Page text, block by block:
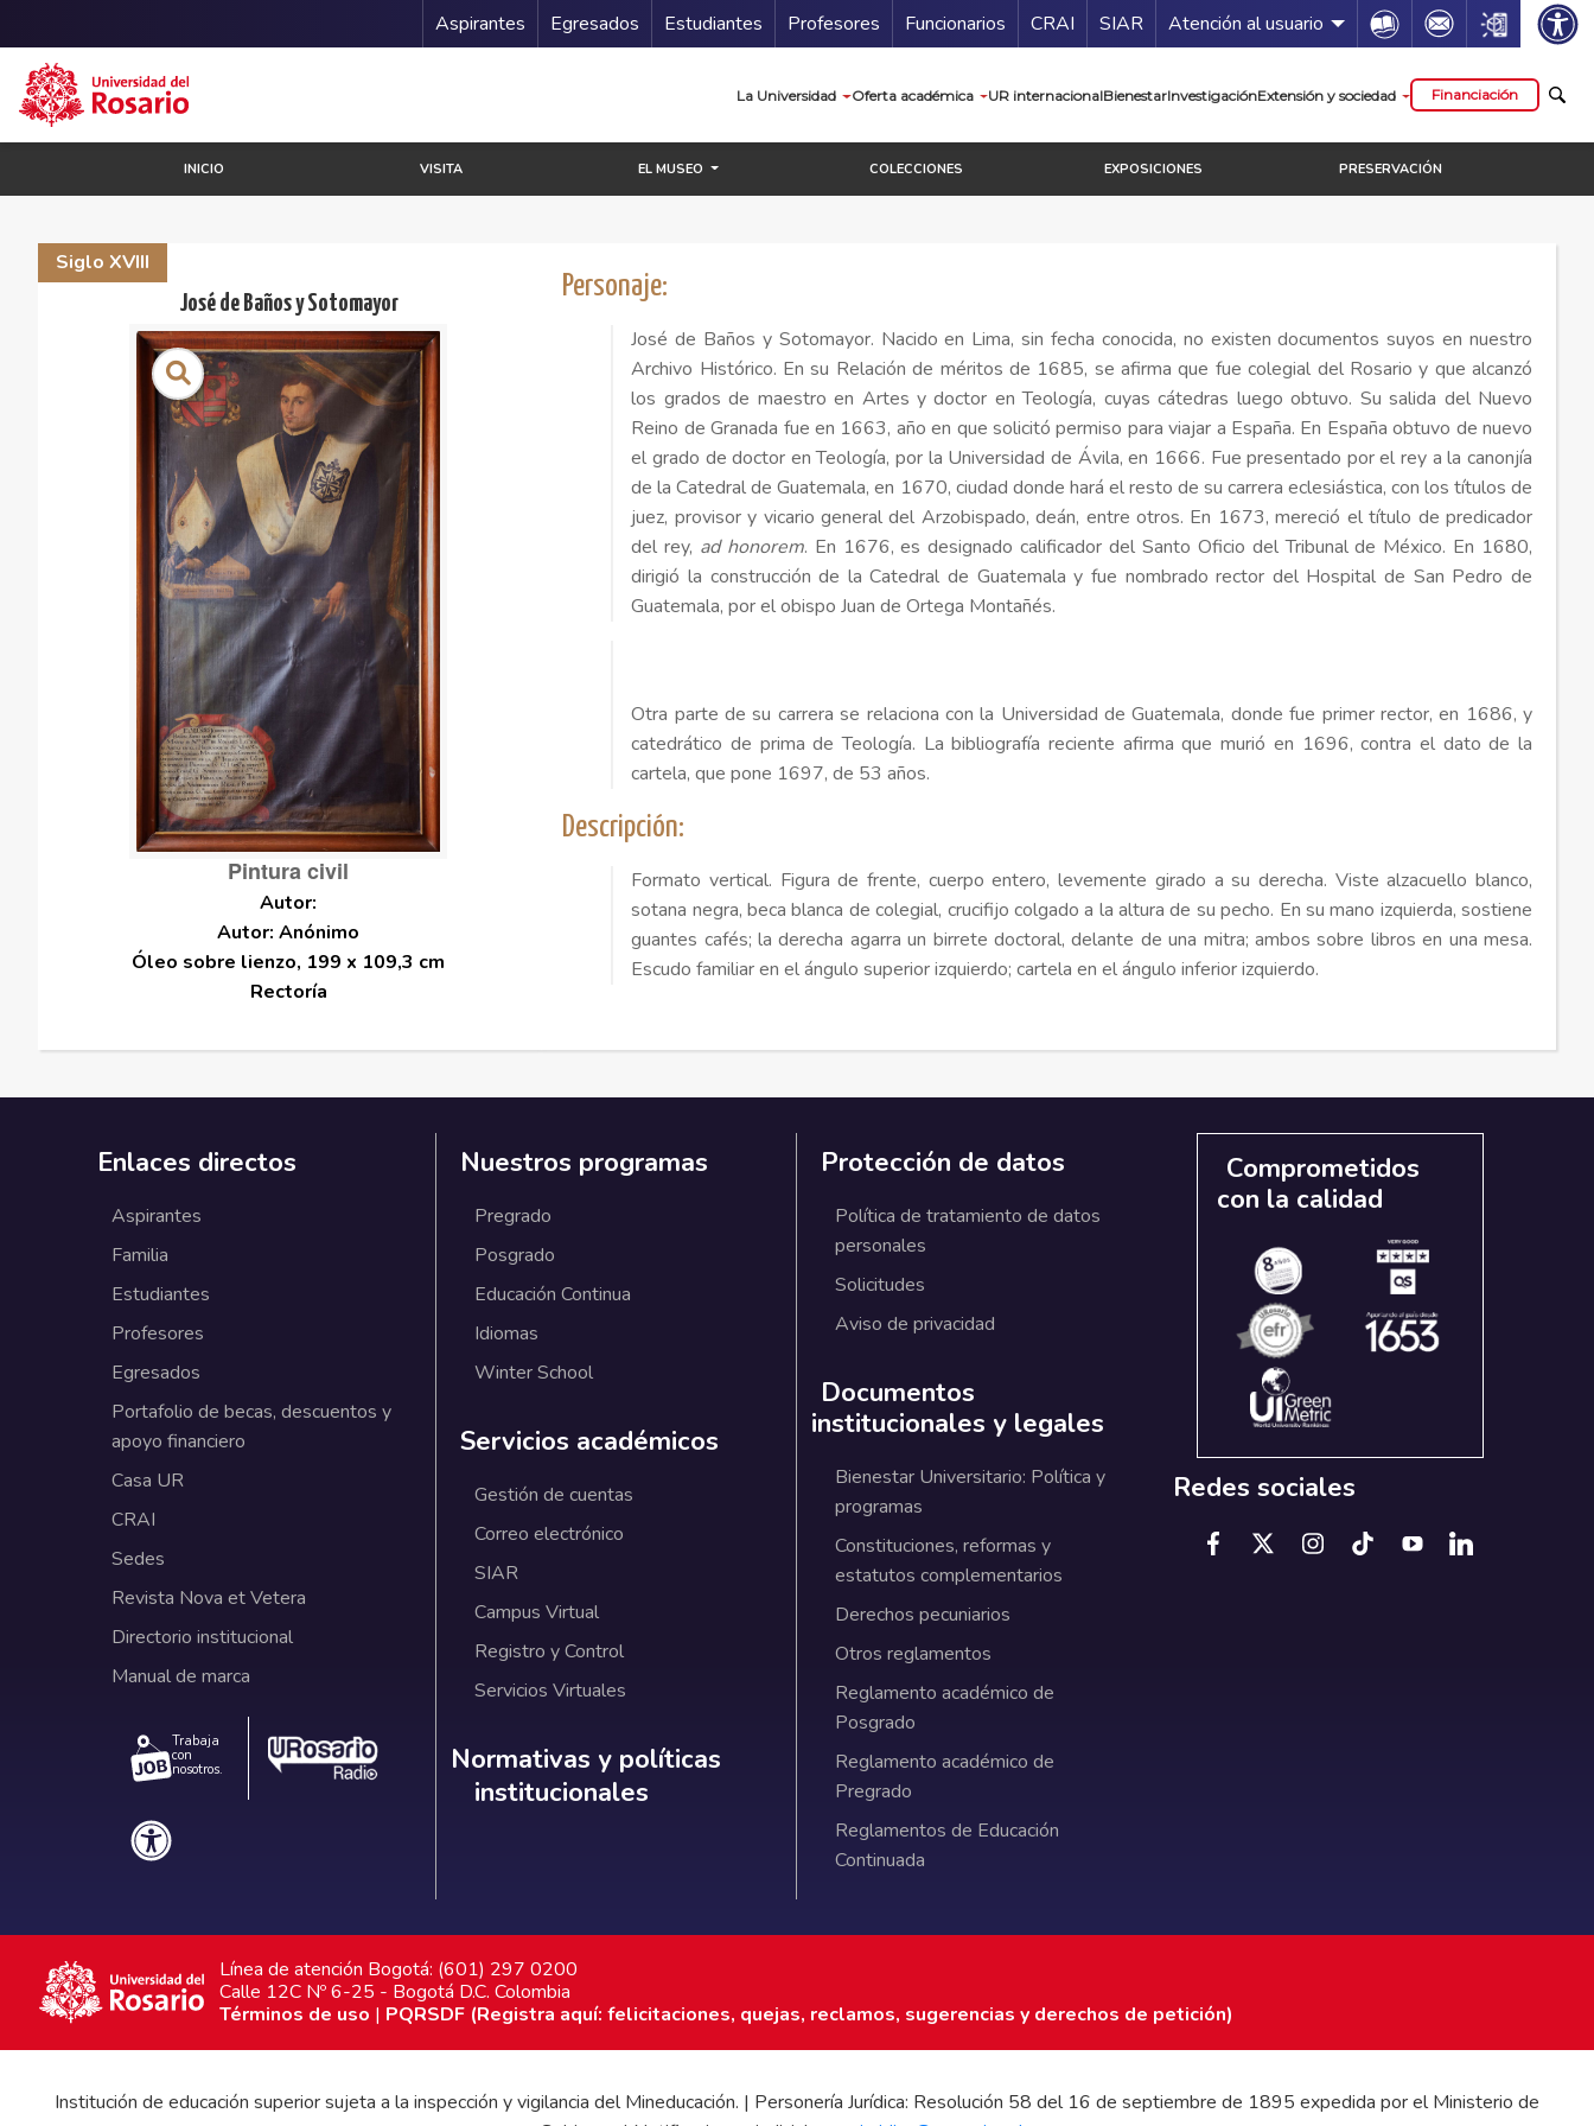
Menu Secundario
Aspirantes Egresados Estudiantes Profesores Funcionarios Guía de servicios
CRAI SIAR Atención al usuario Icon Icon Icon
La Universidad Oferta académica UR internacionalBienestarInvestigaciónExtensión y sociedad Financiación
INICIO VISITA EL MUSEO COLECCIONES EXPOSICIONES PRESERVACIÓN
Siglo XVIII
José de Baños y Sotomayor
Pintura civil
Autor: Anónimo
Óleo sobre lienzo, 199 x 109,3 cm
Rectoría
Personaje:
José de Baños y Sotomayor. Nacido en Lima, sin fecha conocida, no existen documentos suyos en nuestro
Archivo Histórico. En su Relación de méritos de 1685, se afirma que fue colegial del Rosario y que alcanzó
los grados de maestro en Artes y doctor en Teología, cuyas cátedras luego obtuvo. Su salida del Nuevo
Reino de Granada fue en 1663, año en que solicitó permiso para viajar a España. En España obtuvo de nuevo
el grado de doctor en Teología, por la Universidad de Ávila, en 1666. Fue presentado por el rey a la canonjía
de la Catedral de Guatemala, en 1670, ciudad donde hará el resto de su carrera eclesiástica, con los títulos de
juez, provisor y vicario general del Arzobispado, deán, entre otros. En 1673, mereció el título de predicador
del rey, ad honorem. En 1676, es designado calificador del Santo Oficio del Tribunal de México. En 1680,
dirigió la construcción de la Catedral de Guatemala y fue nombrado rector del Hospital de San Pedro de
Guatemala, por el obispo Juan de Ortega Montañés.
Otra parte de su carrera se relaciona con la Universidad de Guatemala, donde fue primer rector, en 1686, y
catedrático de prima de Teología. La bibliografía reciente afirma que murió en 1696, contra el dato de la
cartela, que pone 1697, de 53 años.
Descripción:
Formato vertical. Figura de frente, cuerpo entero, levemente girado a su derecha. Viste alzacuello blanco,
sotana negra, beca blanca de colegial, crucifijo colgado a la altura de su pecho. En su mano izquierda, sostiene
guantes cafés; la derecha agarra un birrete doctoral, delante de una mitra; ambos sobre libros en una mesa.
Escudo familiar en el ángulo superior izquierdo; cartela en el ángulo inferior izquierdo.
Enlaces directos
Aspirantes
Familia
Estudiantes
Profesores
Egresados
Portafolio de becas, descuentos y
apoyo financiero
Casa UR
CRAI
Sedes
Revista Nova et Vetera
Directorio institucional
Manual de marca
Trabaja
con
nosotros.
Nuestros programas
Pregrado
Posgrado
Educación Continua
Idiomas
Winter School
Servicios académicos
Gestión de cuentas
Correo electrónico
SIAR
Campus Virtual
Registro y Control
Servicios Virtuales
Normativas y políticas institucionales
Normativas y políticas
institucionales
Protección de datos
Política de tratamiento de datos
personales
Solicitudes
Aviso de privacidad
Documentos
institucionales y legales
Bienestar Universitario: Política y
programas
Constituciones, reformas y
estatutos complementarios
Derechos pecuniarios
Otros reglamentos
Reglamento académico de
Posgrado
Reglamento académico de
Pregrado
Reglamentos de Educación
Continuada
Comprometidos
con la calidad
Redes sociales
Línea de atención Bogotá: (601) 297 0200
Calle 12C Nº 6-25 - Bogotá D.C. Colombia
Términos de uso | PQRSDF (Registra aquí: felicitaciones, quejas, reclamos, sugerencias y derechos de petición)
Institución de educación superior sujeta a la inspección y vigilancia del Mineducación. | Personería Jurídica: Resolución 58 del 16 de septiembre de 1895 expedida por el Ministerio de